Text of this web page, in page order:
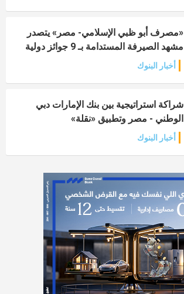
«مصرف أبو ظبي الإسلامي- مصر» يتصدر
مشهد الصيرفة المستدامة بـ 9 جوائز دولية
أخبار البنوك
شراكة استراتيجية بين بنك الإمارات دبي
الوطني - مصر وتطبيق «نقلة»
أخبار البنوك